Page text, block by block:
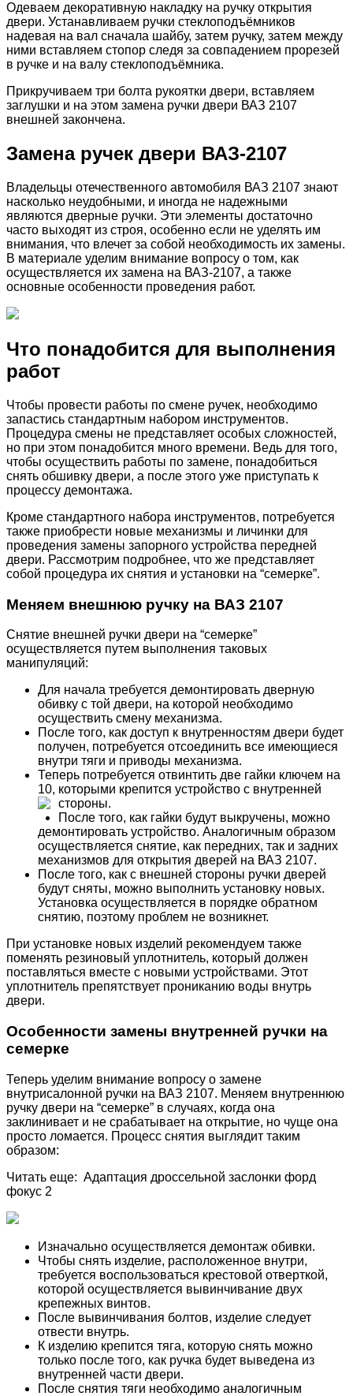
Одеваем декоративную накладку на ручку открытия
двери. Устанавливаем ручки стеклоподъёмников
надевая на вал сначала шайбу, затем ручку, затем между
ними вставляем стопор следя за совпадением прорезей
в ручке и на валу стеклоподъёмника.
Прикручиваем три болта рукоятки двери, вставляем
заглушки и на этом замена ручки двери ВАЗ 2107
внешней закончена.
Замена ручек двери ВАЗ-2107
Владельцы отечественного автомобиля ВАЗ 2107 знают
насколько неудобными, и иногда не надежными
являются дверные ручки. Эти элементы достаточно
часто выходят из строя, особенно если не уделять им
внимания, что влечет за собой необходимость их замены.
В материале уделим внимание вопросу о том, как
осуществляется их замена на ВАЗ-2107, а также
основные особенности проведения работ.
Что понадобится для выполнения
работ
Чтобы провести работы по смене ручек, необходимо
запастись стандартным набором инструментов.
Процедура смены не представляет особых сложностей,
но при этом понадобится много времени. Ведь для того,
чтобы осуществить работы по замене, понадобиться
снять обшивку двери, а после этого уже приступать к
процессу демонтажа.
Кроме стандартного набора инструментов, потребуется
также приобрести новые механизмы и личинки для
проведения замены запорного устройства передней
двери. Рассмотрим подробнее, что же представляет
собой процедура их снятия и установки на “семерке”.
Меняем внешнюю ручку на ВАЗ 2107
Снятие внешней ручки двери на “семерке”
осуществляется путем выполнения таковых
манипуляций:
Для начала требуется демонтировать дверную
обивку с той двери, на которой необходимо
осуществить смену механизма.
После того, как доступ к внутренностям двери будет
получен, потребуется отсоединить все имеющиеся
внутри тяги и приводы механизма.
Теперь потребуется отвинтить две гайки ключем на
10, которыми крепится устройство с внутренней
стороны.
После того, как гайки будут выкручены, можно
демонтировать устройство. Аналогичным образом
осуществляется снятие, как передних, так и задних
механизмов для открытия дверей на ВАЗ 2107.
После того, как с внешней стороны ручки дверей
будут сняты, можно выполнить установку новых.
Установка осуществляется в порядке обратном
снятию, поэтому проблем не возникнет.
При установке новых изделий рекомендуем также
поменять резиновый уплотнитель, который должен
поставляться вместе с новыми устройствами. Этот
уплотнитель препятствует прониканию воды внутрь
двери.
Особенности замены внутренней ручки на
семерке
Теперь уделим внимание вопросу о замене
внутрисалонной ручки на ВАЗ 2107. Меняем внутреннюю
ручку двери на “семерке” в случаях, когда она
заклинивает и не срабатывает на открытие, но чуще она
просто ломается. Процесс снятия выглядит таким
образом:
Читать еще: Адаптация дроссельной заслонки форд
фокус 2
Изначально осуществляется демонтаж обивки.
Чтобы снять изделие, расположенное внутри,
требуется воспользоваться крестовой отверткой,
которой осуществляется вывинчивание двух
крепежных винтов.
После вывинчивания болтов, изделие следует
отвести внутрь.
К изделию крепится тяга, которую снять можно
только после того, как ручка будет выведена из
внутренней части двери.
После снятия тяги необходимо аналогичным